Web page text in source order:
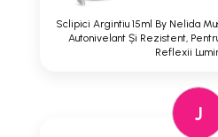
Sclipici Argintiu 15ml By Nelida
Autonivelant Și Rezistent,
Reflexii
J